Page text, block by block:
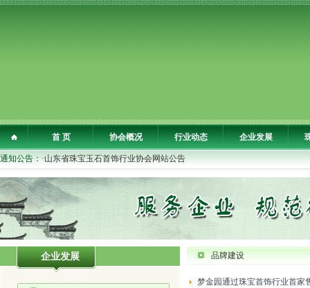
首 页 协会概况 行业动态 企业发展
通知公告： ·山东省珠宝玉石首饰行业协会网站公告
企业发展 品牌建设
梦金园通过珠宝首饰行业首家